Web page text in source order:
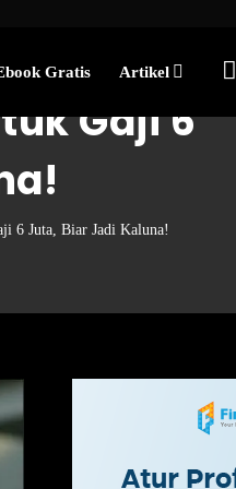
Gratis Artikel
Gaji 6
6 Juta, Biar Jadi Kaluna!